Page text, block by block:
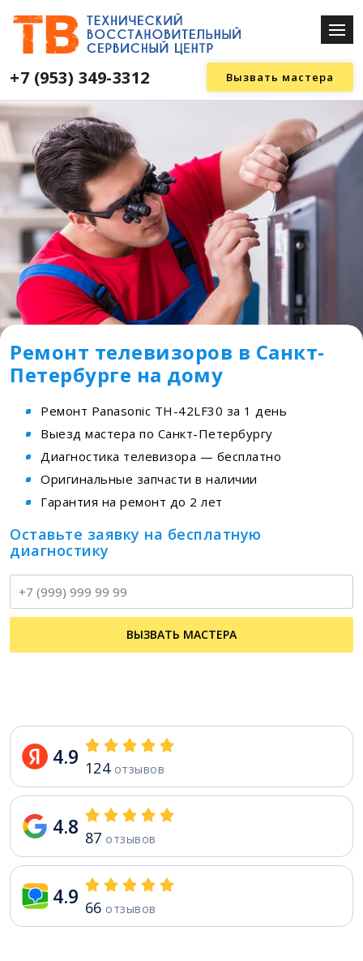
+7 (953) 349-3312 Вызвать мастера
Ремонт телевизоров в Санкт-
Петербурге на дому
Ремонт Panasonic TH-42LF30 за 1 день
Выезд мастера по Санкт-Петербургу
Диагностика телевизора — бесплатно
Оригинальные запчасти в наличии
Гарантия на ремонт до 2 лет
Оставьте заявку на бесплатную
диагностику
ВЫЗВАТЬ МАСТЕРА
4.9 124отзывов
4.8 87 отзывов
4.9 66 отзывов